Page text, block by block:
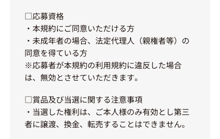
□応募資格
・本規約にご同意いただける方
・未成年者の場合、法定代理人（親権者等）の
同意を得ている方
※応募者が本規約の利用規約に違反した場合
は、無効とさせていただきます。
□賞品及び当選に関する注意事項
・当選した権利は、ご本人様のみ有効とし第三
者に譲渡、換金、転売することはできません。